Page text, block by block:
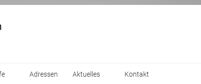
Adressen Aktuelles Kontakt